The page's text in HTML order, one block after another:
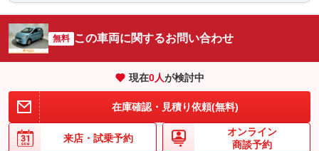
：装備なし ：装備なし
サイドカメラ
：装備なし ルーフレール
：装備なし
：装備なし
：装備なし
無料 この車両に関するお問い合わせ
現在0人が検討中
在庫確認・見積り依頼(無料)
来店・ 試乗予約
オンライン
商談予約